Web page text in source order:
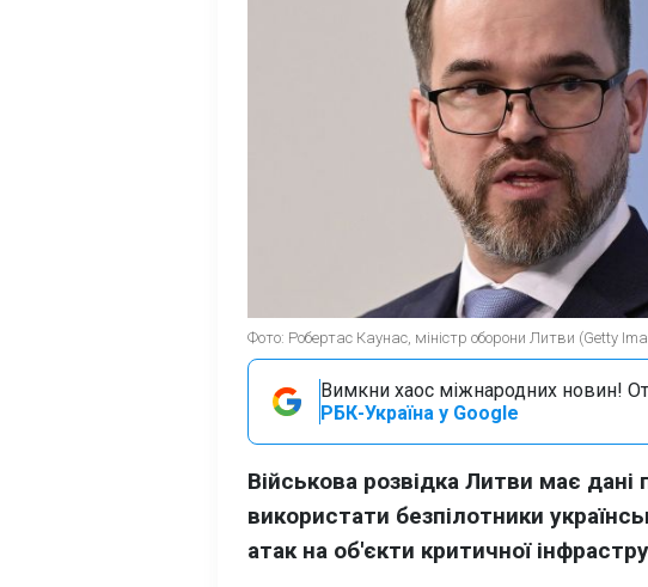
Фото: Робертас Каунас, міністр оборони Литви (Getty
Вимкни хаос міжнародних новин!
РБК-Україна у Google
Військова розвідка Литви має
використати безпілотники
атак на об'єкти критичної